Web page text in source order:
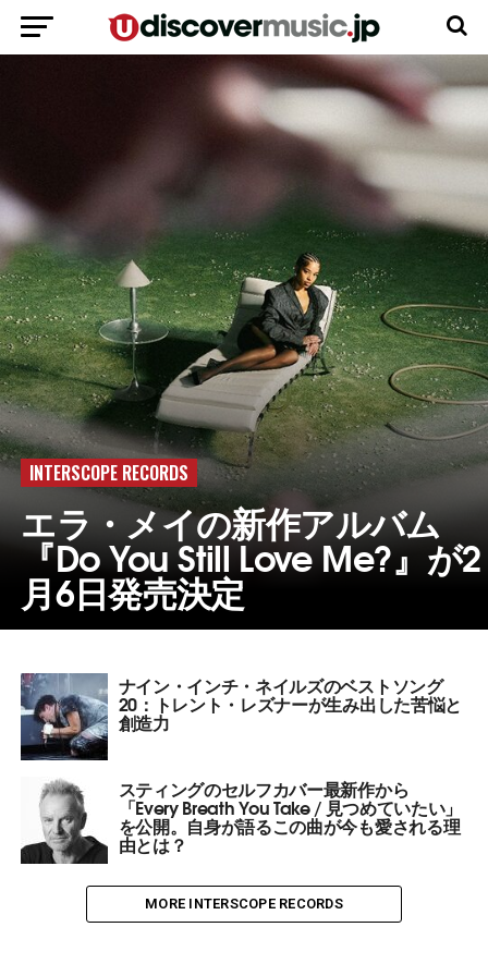
INTERSCOPE RECORDS
エラ・メイの新作アルバム
『Do You Still Love Me?』が2
月6日発売決定
ナイン・インチ・ネイルズのベストソング
20：トレント・レズナーが生み出した苦悩と
創造力
スティングのセルフカバー最新作から
「Every Breath You Take / 見つめていたい」
を公開。自身が語るこの曲が今も愛される理
由とは？
MORE INTERSCOPE RECORDS